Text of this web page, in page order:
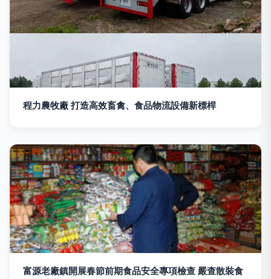
程力農牧廠 打造高效畜禽、食品物流設備新標桿
富源老廠鎮開展春節前期食品安全專項檢查 嚴查散裝食